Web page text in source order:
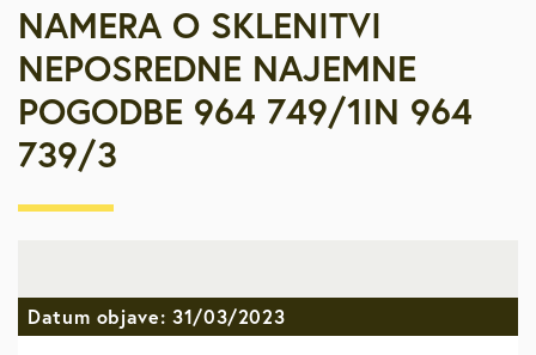
NAMERA O SKLENITVI
NEPOSREDNE NAJEMNE
POGODBE 964 749/1IN 964
739/3
Datum objave: 31/03/2023